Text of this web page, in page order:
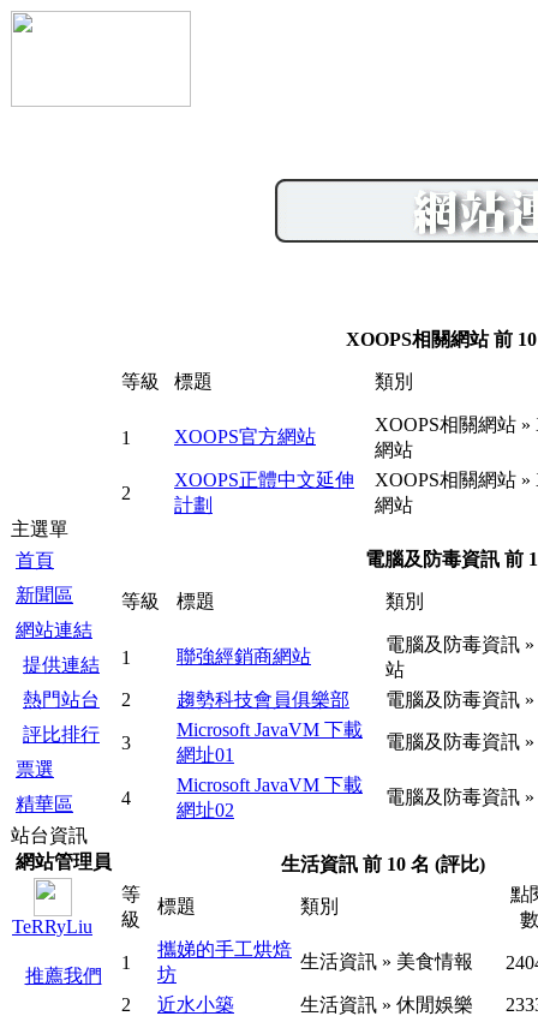
主選單
首頁
新聞區
網站連結
提供連結
熱門站台
評比排行
票選
精華區
站台資訊
網站管理員
TeRRyLiu
推薦我們
XOOPS相關網站 前
等級 標題 類別
1 XOOPS官方網站
XOOPS相關網站 »
網站
2
XOOPS正體中文延伸
計劃
XOOPS相關網站 »
網站
電腦及防毒資訊 前
等級 標題 類別
1 聯強經銷商網站
電腦及防毒資訊 »
站
2
趨勢科技會員俱樂部 電腦及防毒資訊 »
3
Microsoft JavaVM 下載
網址01
電腦及防毒資訊 »
4
Microsoft JavaVM 下載
網址02
電腦及防毒資訊 »
生活資訊 前 10 名 (評比)
等
級
標題 類別
點
數
1
攜娣的手工烘焙
坊
生活資訊 » 美食情報
2 近水小築 生活資訊 » 休閒娛樂